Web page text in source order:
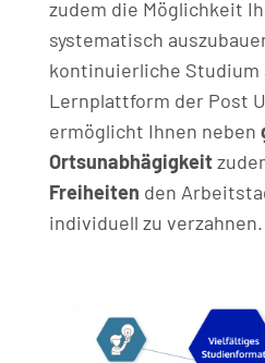
zudem die Möglichkeit
systematisch
kontinuierliche Studium
Lernplattform der Post
ermöglicht Ihnen neben
Ortsunabhägigkeit
Freiheiten den
individuell zu verzahnen.